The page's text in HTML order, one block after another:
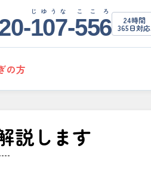
107
じゆうな
-556
こころ
24時間
365日対応
の方
説します